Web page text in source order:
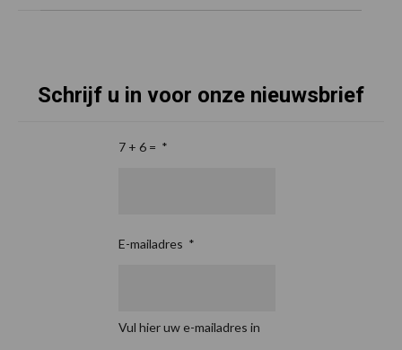
Schrijf u in voor onze nieuwsbrief
7 + 6 = *
E-mailadres *
Vul hier uw e-mailadres in